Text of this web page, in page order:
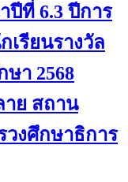
ที่ 6.3 ปีการ
เรียนรางวัล
า 2568
ย สถาน
งศึกษาธิการ